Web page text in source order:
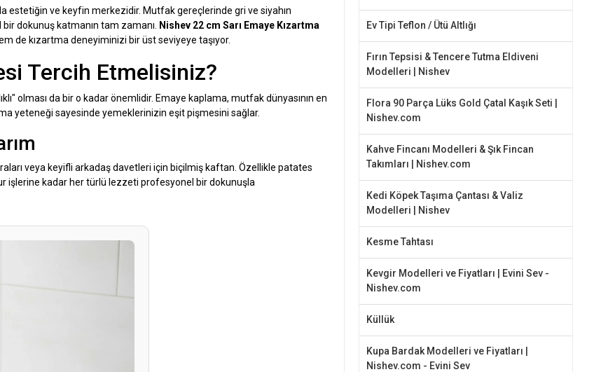
estetiğin ve keyfin merkezidir. Mutfak gereçlerinde gri ve siyahın
dokunuş katmanın tam zamanı.
Nishev 22 cm Sarı Emaye Kızartma
de kızartma deneyiminizi bir üst seviyeye taşıyor.
Tercih Etmelisiniz?
olması da bir o kadar önemlidir. Emaye kaplama, mutfak dünyasının en
yeteneği sayesinde yemeklerinizin eşit pişmesini sağlar.
veya keyifli arkadaş davetleri için biçilmiş kaftan. Özellikle patates
işlerine kadar her türlü lezzeti profesyonel bir dokunuşla
Ev Tipi Teflon / Ütü Altlığı
Fırın Tepsisi & Tencere Tutma Eldiveni
Modelleri | Nishev
Flora 90 Parça Lüks Gold Çatal Kaşık Seti |
Nishev.com
Kahve Fincanı Modelleri & Şık Fincan
Takımları | Nishev.com
Kedi Köpek Taşıma Çantası & Valiz
Modelleri | Nishev
Kesme Tahtası
Kevgir Modelleri ve Fiyatları | Evini Sev -
Nishev.com
Küllük
Kupa Bardak Modelleri ve Fiyatları |
Nishev.com - Evini Sev